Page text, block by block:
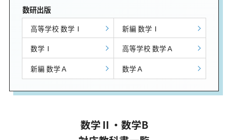
数研出版
高等学校 数学Ⅰ
新編 数学Ⅰ
数学Ⅰ
高等学校 数学Ａ
新編 数学Ａ
数学Ａ
数学Ⅱ・数学B